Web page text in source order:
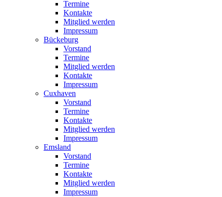
Termine
Kontakte
Mitglied werden
Impressum
Bückeburg
Vorstand
Termine
Mitglied werden
Kontakte
Impressum
Cuxhaven
Vorstand
Termine
Kontakte
Mitglied werden
Impressum
Emsland
Vorstand
Termine
Kontakte
Mitglied werden
Impressum